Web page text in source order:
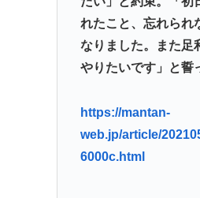
れたこと、忘れられ
なりました。また足
やりたいです」と誓
https://mantan-
web.jp/article/
6000c.html